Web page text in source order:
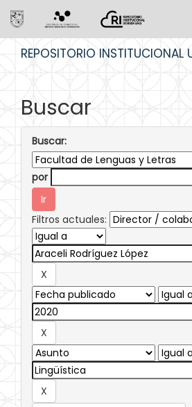
REPOSITORIO INSTITUCIONAL
Buscar
Buscar:
por
Filtros actuales: